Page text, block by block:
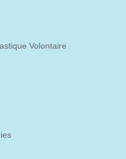
Volontaire